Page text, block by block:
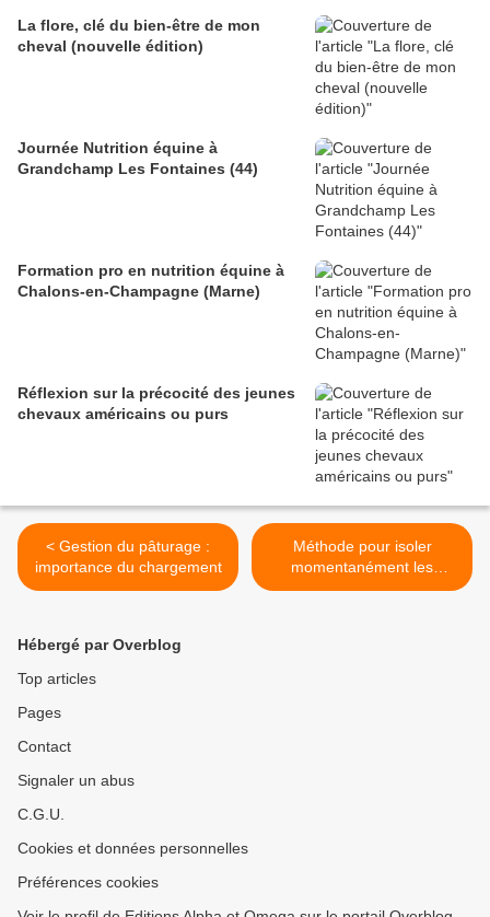
La flore, clé du bien-être de mon
cheval (nouvelle édition)
Journée Nutrition équine à
Grandchamp Les Fontaines (44)
Formation pro en nutrition équine à
Chalons-en-Champagne (Marne)
Réflexion sur la précocité des jeunes
chevaux américains ou purs
< Gestion du pâturage :
importance du chargement
Méthode pour isoler
momentanément les
chevaux au pré >
Hébergé par Overblog
Top articles
Pages
Contact
Signaler un abus
C.G.U.
Cookies et données personnelles
Préférences cookies